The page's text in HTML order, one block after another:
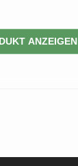
ANZEIGEN